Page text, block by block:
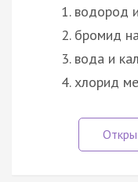
водород
бромид
вода и
хлорид